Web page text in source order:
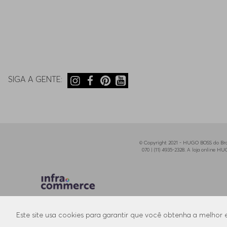
Este site usa cookies para garantir que você obtenha a melhor
SIGA A GENTE:
© Copyright 2021 - HUGO BOSS do
070 | (11) 4935-2328. A loja online